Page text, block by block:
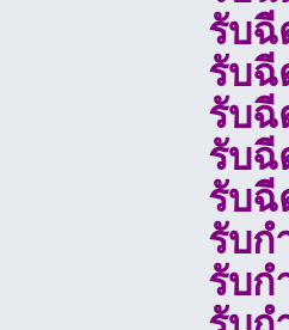
รับ
รับ
รับฉี
รับฉี
รับฉี
รับก
รับก